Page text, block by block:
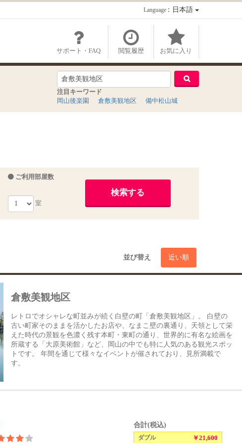
Language：日本語
サポート・FAQ 閲覧履歴 お気に入り
注目キーワード
岡山後楽園
倉敷美観地区 備中松山城
ご利用部屋数
室
並び替え 近い順
倉敷美観地区
レトロでオシャレな町並みが続く白壁の町「倉敷美観地区」。 白壁の
古い町家そのままを活かしたお店や、なまこ壁の裏通り、天領として栄
えた時代の景観を色濃く残す本町・東町の通り、世界的に有名な絵画を
所蔵する「大原美術館」など、岡山の中でも特に人気のある観光スポッ
トです。 年間を通じて様々なイベントが催されており、見所満載で
す。
合計(税込)
ダブル ￥21,600